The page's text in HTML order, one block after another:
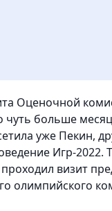
Оценочной
больше
уже Пекин,
Игр-2022.
визит
олимпийского